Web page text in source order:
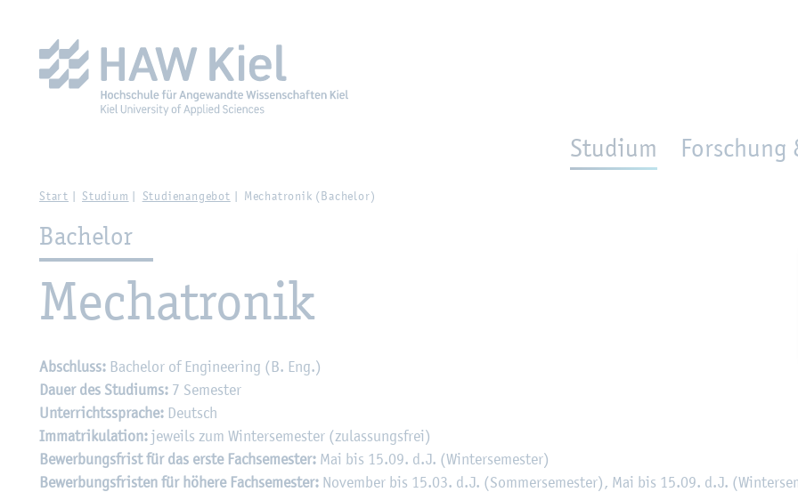
Studium Forschung
Start Stu­di­um Stu­di­en­an­ge­bot Me­cha­tro­nik (Ba­che­lor)
Me­cha­tro­nik
Ba­che­lor
Ab­schluss: Ba­che­lor of En­gi­nee­ring (B. Eng.)
Dauer des Stu­di­ums: 7 Se­mes­ter
Un­ter­richts­spra­che: Deutsch
Im­ma­tri­ku­la­ti­on: je­weils zum Win­ter­se­mes­ter (zu­las­sungs­frei)
Be­wer­bungs­frist für das erste Fach­se­mes­ter: Mai bis 15.09. d.J. (Win­ter­se­mes­ter)
Be­wer­bungs­fris­ten für hö­he­re Fach­se­mes­ter: No­vem­ber bis 15.03. d.J. (Som­mer­se­mes­ter), Mai bis 15.09. d.J.